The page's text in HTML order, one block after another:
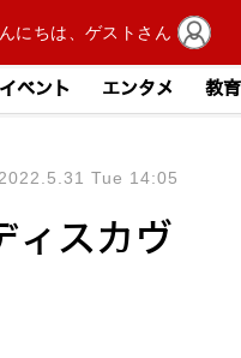
イベント エンタメ 教育
ィスカヴ
2022.5.31 Tue 14:05
にちは、ゲストさん